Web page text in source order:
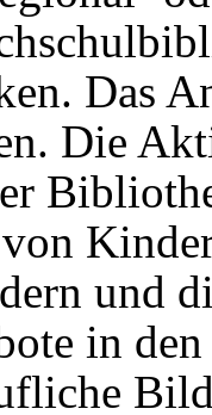
Das
Die
und
in